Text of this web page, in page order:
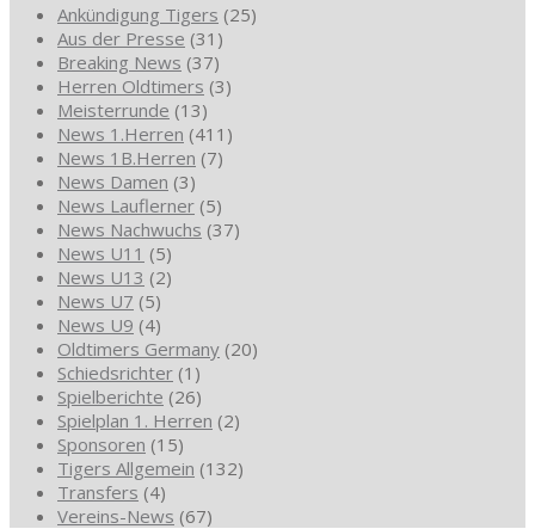
Ankündigung Tigers (25)
Aus der Presse (31)
Breaking News (37)
Herren Oldtimers (3)
Meisterrunde (13)
News 1.Herren (411)
News 1B.Herren (7)
News Damen (3)
News Lauflerner (5)
News Nachwuchs (37)
News U11 (5)
News U13 (2)
News U7 (5)
News U9 (4)
Oldtimers Germany (20)
Schiedsrichter (1)
Spielberichte (26)
Spielplan 1. Herren (2)
Sponsoren (15)
Tigers Allgemein (132)
Transfers (4)
Vereins-News (67)